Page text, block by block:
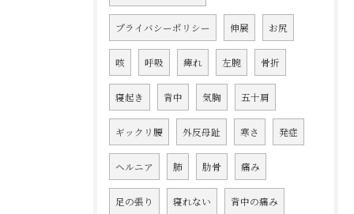
プライバシーポリシー 伸展 お尻
咳 呼吸 痺れ 左腕 骨折
寝起き 背中 気胸 五十肩
ギックリ腰 外反母趾 寒さ 発症
ヘルニア 肺 肋骨 痛み
足の張り 寝れない 背中の痛み